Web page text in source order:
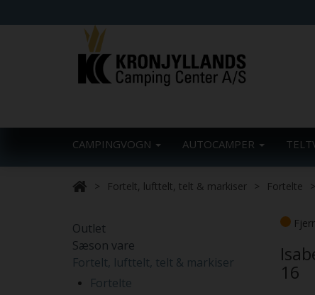
CAMPINGVOGN AUTOCAMPER
Fortelt, lufttelt, telt & markiser Fortelte
Outlet
Sæson vare
Fortelt, lufttelt, telt & markiser
Fortelte
16